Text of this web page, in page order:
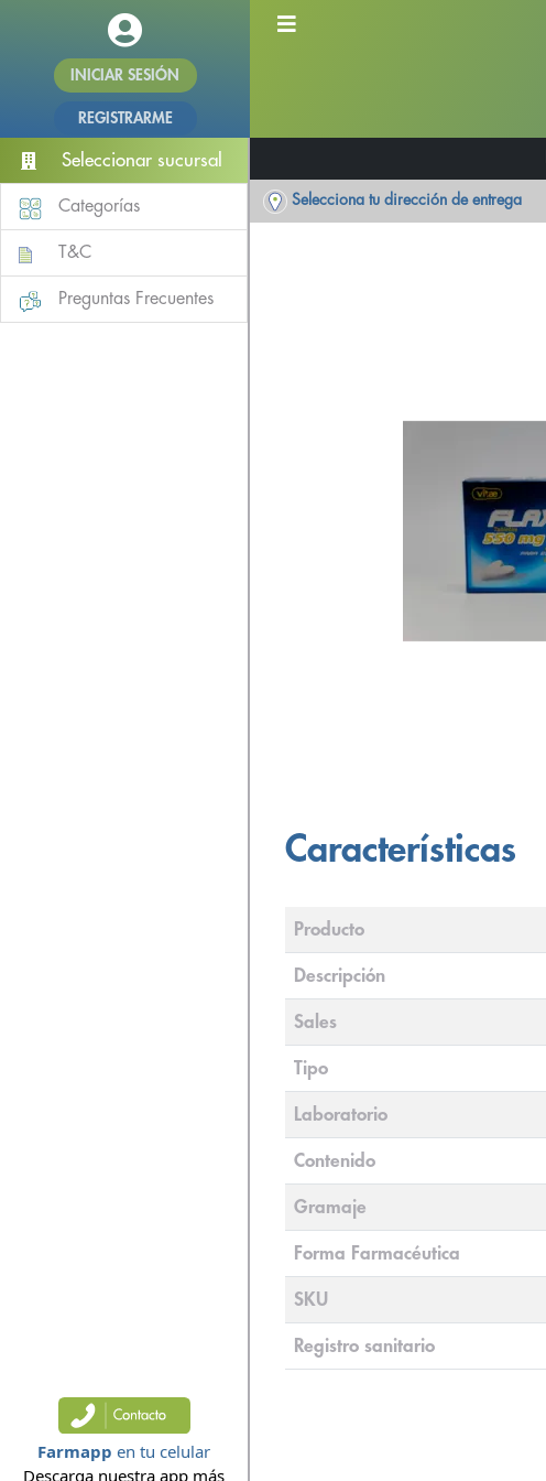
INICIAR SESIÓN
REGISTRARME
Seleccionar sucursal
Categorías
T&C
Preguntas Frecuentes
Farmapp en tu celular
Descarga nuestra app más
Selecciona tu dirección de entrega
Características
Producto
Descripción
Sales
Tipo
Laboratorio
Contenido
Gramaje
Forma Farmacéutica
SKU
Registro sanitario